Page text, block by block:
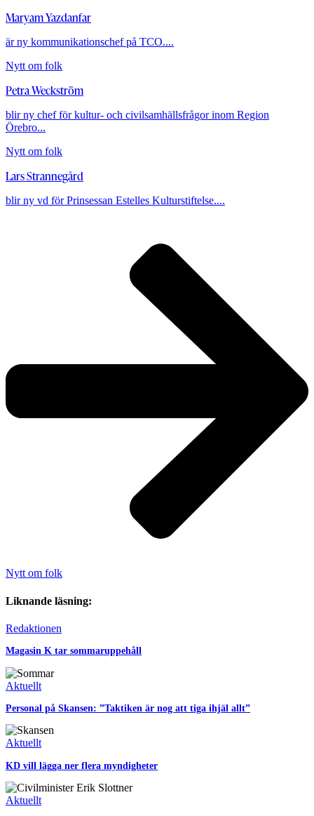
Maryam Yazdanfar
är ny kommunikationschef på TCO....
Nytt om folk
Petra Weckström
blir ny chef för kultur- och civilsamhällsfrågor inom Region
Örebro...
Nytt om folk
Lars Strannegård
blir ny vd för Prinsessan Estelles Kulturstiftelse....
Nytt om folk
Liknande läsning:
Redaktionen
Magasin K tar sommaruppehåll
Aktuellt
Personal på Skansen: ”Taktiken är nog att tiga ihjäl allt”
Aktuellt
KD vill lägga ner flera myndigheter
Aktuellt